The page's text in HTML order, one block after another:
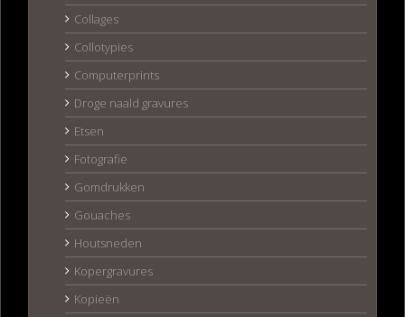
Collages
Collotypies
Computerprints
Droge naald gravures
Etsen
Fotografie
Gomdrukken
Gouaches
Houtsneden
Kopergravures
Kopieën